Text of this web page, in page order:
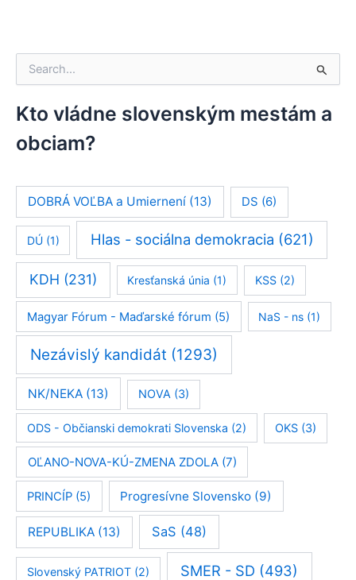
ľ
a
d
:
Kto vládne slovenským mestám a
obciam?
DOBRÁ VOĽBA a Umiernení(13) DS (6)
DÚ(1) Hlas - sociálna demokracia (621)
KDH (231) Kresťanská únia (1) KSS(2)
Magyar Fórum - Maďarské fórum (5) NaS - ns (1)
Nezávislý kandidát (1293)
NK/NEKA(13) NOVA(3)
ODS - Občianski demokrati Slovenska (2) OKS(3)
OĽANO-NOVA-KÚ-ZMENA ZDOLA(7)
PRINCÍP (5) Progresívne Slovensko (9)
REPUBLIKA(13) SaS (48)
Slovenský PATRIOT(2) SMER - SD (493)